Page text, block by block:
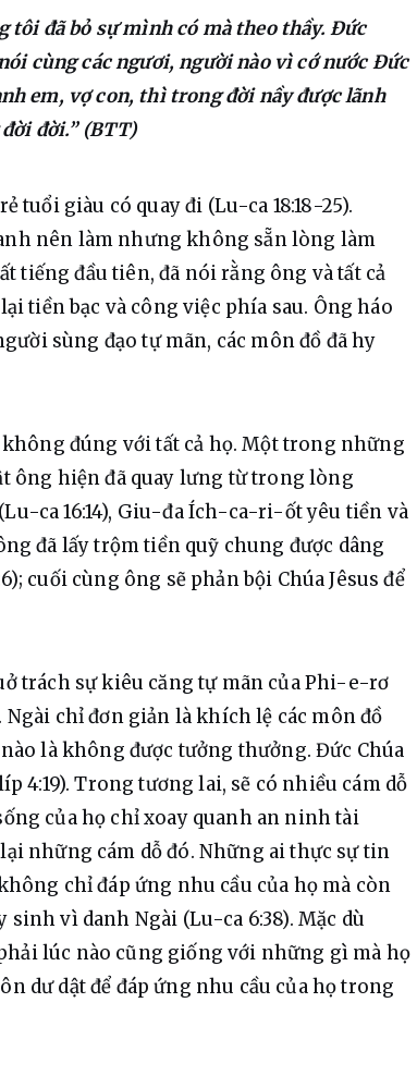
tôi đã bỏ sự mình có mà theo thầy. Đức
cùng các ngươi, người nào vì cớ nước Đức
em, vợ con, thì trong đời nầy được lãnh
đời.” (BTT)
tuổi giàu có quay đi (Lu-ca 18:18-25).
nên làm nhưng không sẵn lòng làm
tiếng đầu tiên, đã nói rằng ông và tất cả
tiền bạc và công việc phía sau. Ông háo
sùng đạo tự mãn, các môn đồ đã hy
đúng với tất cả họ. Một trong những
ông hiện đã quay lưng từ trong lòng
ca 16:14), Giu-đa Ích-ca-ri-ốt yêu tiền và
đã lấy trộm tiền quỹ chung được dâng
cuối cùng ông sẽ phản bội Chúa Jêsus để
trách sự kiêu căng tự mãn của Phi-e-rơ
chỉ đơn giản là khích lệ các môn đồ
là không được tưởng thưởng. Đức Chúa
4:19). Trong tương lai, sẽ có nhiều cám dỗ
của họ chỉ xoay quanh an ninh tài
những cám dỗ đó. Những ai thực sự tin
chỉ đáp ứng nhu cầu của họ mà còn
vì danh Ngài (Lu-ca 6:38). Mặc dù
lúc nào cũng giống với những gì mà họ
dư dật để đáp ứng nhu cầu của họ trong